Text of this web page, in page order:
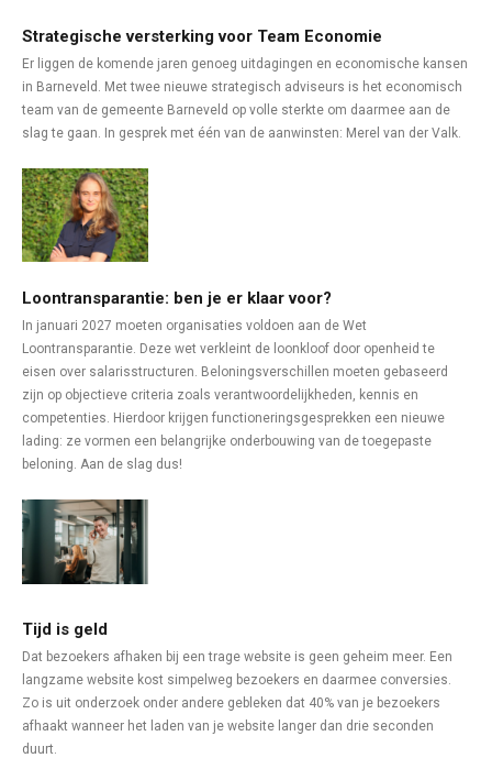
Strategische versterking voor Team Economie
Er liggen de komende jaren genoeg uitdagingen en economische kansen
in Barneveld. Met twee nieuwe strategisch adviseurs is het economisch
team van de gemeente Barneveld op volle sterkte om daarmee aan de
slag te gaan. In gesprek met één van de aanwinsten: Merel van der Valk.
Loontransparantie: ben je er klaar voor?
In januari 2027 moeten organisaties voldoen aan de Wet
Loontransparantie. Deze wet verkleint de loonkloof door openheid te
eisen over salarisstructuren. Beloningsverschillen moeten gebaseerd
zijn op objectieve criteria zoals verantwoordelijkheden, kennis en
competenties. Hierdoor krijgen functioneringsgesprekken een nieuwe
lading: ze vormen een belangrijke onderbouwing van de toegepaste
beloning. Aan de slag dus!
Tijd is geld
Dat bezoekers afhaken bij een trage website is geen geheim meer. Een
langzame website kost simpelweg bezoekers en daarmee conversies.
Zo is uit onderzoek onder andere gebleken dat 40% van je bezoekers
afhaakt wanneer het laden van je website langer dan drie seconden
duurt.